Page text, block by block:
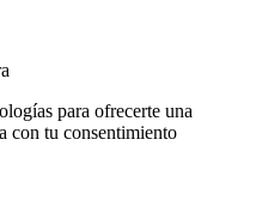
para ofrecerte una
con tu consentimiento